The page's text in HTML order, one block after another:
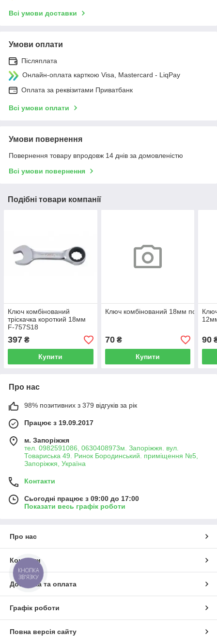
Всі умови доставки
Умови оплати
Післяплата
Онлайн-оплата карткою Visa, Mastercard - LiqPay
Оплата за реквізитами Приватбанк
Всі умови оплати
Умови повернення
Повернення товару впродовж 14 днів за домовленістю
Всі умови повернення
Подібні товари компанії
Ключ комбінований
тріскачка короткий 18мм
F-757S18
397 ₴
Купити
Ключ комбінований 18мм
70₴
Купити
90
Про нас
98% позитивних з 379 відгуків за рік
Працює з 19.09.2017
м. Запоріжжя
тел. 0982591086, 0630408973м. Запоріжжя. вул.
Товариська 49. Ринок Бородинський. приміщення №5,
Запоріжжя, Україна
Контакти
Сьогодні працює з 09:00 до 17:00
Показати весь графік роботи
Про нас
Контакти
Доставка та оплата
Графік роботи
Повна версія сайту
КНОПКА
ЗВ'ЯЗКУ